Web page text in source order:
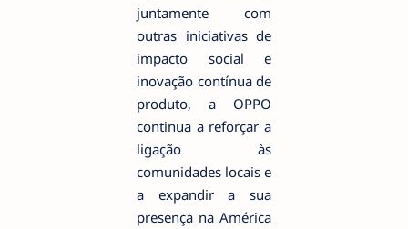
juntamente com
outras iniciativas de
impacto social e
inovação contínua de
produto, a OPPO
continua a reforçar a
ligação às
comunidades locais e
a expandir a sua
presença na América